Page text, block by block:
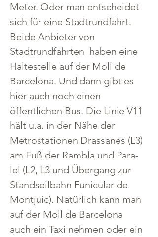
Meter. Oder man entscheidet
sich für eine Stadtrundfahrt.
Beide Anbieter von
Stadtrundfahrten  haben eine
Haltestelle auf der Moll de
Barcelona. Und dann gibt es
hier auch noch einen
öffentlichen Bus. Die Linie V11
hält u.a. in der Nähe der
Metrostationen Drassanes (L3)
am Fuß der Rambla und Para-
lel (L2, L3 und Übergang zur
Standseilbahn Funicular de
Montjuic). Natürlich kann man
auf der Moll de Barcelona
auch ein Taxi nehmen oder ein